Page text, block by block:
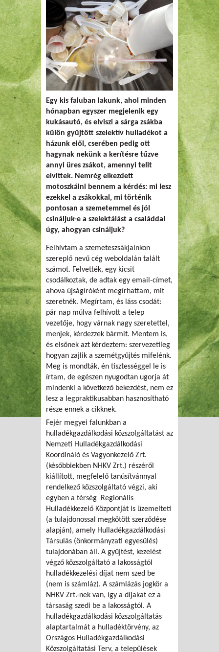
Egy kis faluban lakunk, ahol minden
hónapban egyszer megjelenik egy
kukásautó, és elviszi a sárga zsákba
külön gyűjtött szelektív hulladékot a
házunk elől, cserében pedig ott
hagynak nekünk a kerítésre tűzve
annyi üres zsákot, amennyi telit
elvittek. Nemrég elkezdett
motoszkálni bennem a kérdés: mi lesz
ezekkel a zsákokkal, mi történik
pontosan a szemetemmel és jól
csináljuk-e a szelektálást a családdal
úgy, ahogyan csináljuk?
Felhívtam a szemeteszsákjainkon
szereplő nevű cég weboldalán talált
számot. Felvették, egy kicsit
csodálkoztak, de adtak egy email-címet,
ahova újságíróként megírhattam, mit
szeretnék. Megírtam, és láss csodát:
pár nap múlva felhívott a telep
vezetője, hogy várnak nagy szeretettel,
menjek, kérdezzek bármit. Mentem is,
és elsőnek azt kérdeztem: szervezetileg
hogyan zajlik a szemétgyűjtés mifelénk.
Meg is mondták, én tisztességgel le is
írtam, de egészen nyugodtan ugorja át
mindenki a következő bekezdést, nem ez
lesz a legpraktikusabban hasznosítható
része ennek a cikknek.
Fejér megyei falunkban a
hulladékgazdálkodási közszolgáltatást az
Nemzeti Hulladékgazdálkodási
Koordináló és Vagyonkezelő Zrt.
(későbbiekben NHKV Zrt.) részéről
kiállított, megfelelő tanúsítvánnyal
rendelkező közszolgáltató végzi, aki
egyben a térség Regionális
Hulladékkezelő Központját is üzemelteti
(a tulajdonossal megkötött szerződése
alapján), amely Hulladékgazdálkodási
Társulás (önkormányzati egyesülés)
tulajdonában áll. A gyűjtést, kezelést
végző közszolgáltató a lakosságtól
hulladékkezelési díjat nem szed be
(nem is számláz). A számlázás jogkör a
NHKV Zrt.-nek van, így a díjakat ez a
társaság szedi be a lakosságtól. A
hulladékgazdálkodási közszolgáltatás
alaptartalmát a hulladéktörvény, az
Országos Hulladékgazdálkodási
Közszolgáltatási Terv, a települések